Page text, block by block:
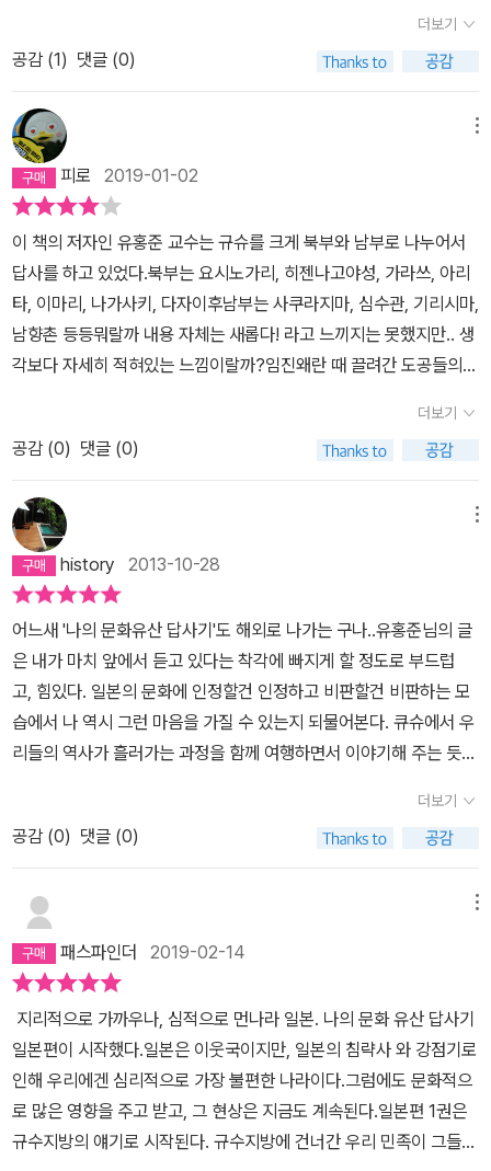
불어 내가 조금만 더 말랐다면(?) 가카라시마 까지 날아갔거나 현해
탄에 퐁당 빠져버렸을지도 모르겠다. 다음번에 이곳에 들른다면 현해
탄을 건너오는 연락선을 타고 오는것도 또 다른 재미일 것같다. 히젠
나고야성의 강한 바람에 등 떠밀리듯 하산한 뒤 단체사진 한 컷 찍고
숙소로 출발~!!
이삼평비, 이즈미야마 자석장, 고려신사, 이삼평 묘소, 덴구다니 가마
터, 백파선비, 규슈도자 문화관)
일정으로 이마리 도자기 마을은 이틀째 아침 일찍 출발했다. 이 마을
은 나베시마 가마가 있던 곳으로 폐번치현이 된 이후에도 아직 30여
개의 가마가 남아 그 명맥을 이어오고 있다. 산을 뒤로 두고 작게 형성
된 마을이 꼭 동화속에 나오는 마을 같다. 마을입구며 다리며 심지어
화장실 까지 도자기로 장식되어 있다. 이른 아침이라 마을이 조용하
로 울리는 종이다. 뒤에는 물따라 흐르는 이름 모를 통나무가 물이 다
차면 내려갔다 올라갔다는 반복하는데 운치 있다. 부지런한 주인장이
운영하는 가게에 들러 어여쁜 도자기들을 보니 눈이 호강한다. 한국
의 도자기와는 또 다른 멋이 있다. 아기자기한 것에서부터 아주 큼지
막한 장식물까지 답사객의 눈을 떼지 못하게 만든다. 여기저기서 자
기를 데려가 달라고 어여쁜 자태를 뽐내고 있지만 그 몸값이 너무 비
싸 눈에만 담아 두고 온 것이 내내 아쉽다. 저 멀리 도공무연탑이 보인
다. 가까이 가서 책에 나온 그대로 사진을 찍고 이곳에서 고향을 그리
워하며 도자기를 만들고 이름 없이 사라져 갔던 그들에게 편안한 안
식이 있기를 조용히 빌어본다.
도자기 마을을 뒤로 하고 아리타
로 가는 길목에 잠시 차를 상생교에 세워두었다.이곳은 아리타의 도
자기가 유럽으로 수출되던 곳이기에 이국적인 분위기가 있다. 초입에
는 네덜란드 상인의 주문으로 아리타에서 도자기로 만들었다는 술독
을 타고 있는 인물상의 복제품이 보인다. 날씨 좋은 날에 그 옛날 우리
놓은 것이나 다름없는데, 우리는 그동안 무얼 했단 말인가?
아리타
(이즈미야마 자석장, 석장신사(고려신사), 이삼평비, 덴구다니 가마
터, 도산신사, 백파선비, 규슈도자 문화관) 아쉬움과 뒤로하고 향한
곳은 일본자기의 고장 아리타이다. 쿠로카미산(흑발산)이라는 산속
에 자리 잡고 있는 작은 마을이며 자기의 시조로 추앙받고 있는 이삼
평이 조선에서 끌려온 뒤 이곳에서 자기를 생산했다. 첫 행선지는 이
즈미야먀의 자석장이다. 차에서 내리니 선인 도공의 비가 보인다. 이
비는 아리타 자기의 발전을 위해 수고한 도공 선조들을 기리며 아리
러나 여기에 끌려온 조선 도공들의 고향을 보면 공주, 남원, 김해, 울
산 등 삼남지방이지, 조선시대 관요(官窯)가 있었던 경기도 광주에
끌려온 이들은 조선시대 지방 가마의 도공들이었다. (중략) 그때나 지
금이나 우리는 도자기에 대해 거의 무관심하다. 고려청자, 조선백자,
조선 분청사기가 뛰어나다는 주장만 했지 생활 속에서 그것을 즐기지
않고 있다. 그러나 조선 도자의 가치를 일본인들은 일찍이 알아챘고
그것을 생활 속에서 마냥 즐기고 있다. 우리는 고유기술을 갖고 있었
지만 그것을 활용할 줄 몰랐고, 일본은 그 고유기술을 통째로 가져가
자신들의 위대한 도자기 문화를 만들어냈던 것이다. 반성할 대상은
우리 자신에 있다. (123) 또한, 도공들의 생활상에 대해서도 색다른
관점을 제시하고 있다. 우리는 막연히 생각하기를 일본에 온 도공들
노예처럼 사역되었고 고향이 그리워도 영원히 돌아오지 못한 불쌍한
인생이라고 깊은 동정을 보내곤 한다. 그러나 그 실상엔 다른 면이 있
었다. 조선에 살 때 이들은 지방가마의 도공으로 천민이었다. 이들은
도자기만 만드는 것이 아니라 농사도 지어야 했고, 각종 역(役)에 나
가 일도 해야 했다. 하지만 일본에 와서 이들은 도자기 기술자, 즉 장
인으로서 대접을 받았다. 그들이 상대한 것은 번주라는 지방 최고통
치자들이었다. (중략) 사쓰마 번주는 조선 도공에게 사농공상에서 사
(士), 일본의 사무라이(侍)와 같은 신분을 제공했다. 국내에서는 도
저히 상상도 못하던 대접이었다. 그래서 이들은 아예 일본 성(姓)으
로 바꾸고 일본인으로 살아갔던 것이다. 그 후손들은 더이상 조선인
이 아니다. 다만 '한국계 일본인'으로 대를 이어 살아가는 것이다. (17
5) 물론 저자는 조선의 산하와 닮은 마을에 정착한 일화나 일본인들
공들을 납치해 가 도자기 기술을 자신의 것으로 만든 것을 규탄한 데
시켰고, 그 배경에는 도공들의 장인정신을 존중했다는 사실을 지적하
고 있다는 점이 신선했다. 저자는 민족주의적 관점에서 일본 문화유
산을 보는 것이 아닐까 하는 우려가 있었는데, 인용한 문단에서 드러
나듯이 일본에 대해서도 균형잡힌 시각으로 칭찬할 만한 점은 칭찬하
겠다는 공정한 관점이 드러나 있는 것이 인상적이었다. 전체적으로
도 바람직한 한일관계를 위해 문화적 교류를 강조하고 있는 책이었
다. 언젠가는 이 책을 들고 규슈를 다시 한 번 가 보고 싶다는 생각이
들었다. 그때는 나고야(名護屋, 사가현)성이나 가라쓰, 이마리 등에
도 가 봐야겠다. 도자기를 살 경제적 여력은 있을지 모르겠지만 말이
부터 읽고 나중에 처음부터 다시 읽었다. 아무래도 가 본 곳에 관심이
먼저 갔다. 내용은 기대를 저버리지 않았다. '여행은 풍광을 보는 것
이 기본이고 목적지 못지않게 중요한 것이 가는 과정인데 차 안에서
잘 수는 없는 노릇이다.' '서로가 서로의 문화에 대한 관심이 있을 때
진정한 교류가 이루어지는 것이다.' 페이지마다 공감이 가는 말들이
가득하다. 최근에 5월에 규슈 지역 여행을 했다. 나가사키에서 다케
오, 아리타를 거쳐 후쿠오카를 가는 길에 열심히 풍광을 구경하고 사
진을 찍었는데 특이한 산이 있어서 사진에 담아두었다. 알고보니 다
케오의 유명한 산인 미후네산이었다. 처음에 몰랐다가 책을 보고 알
아서 무척 즐거운 경험을 했다. '이 덴만궁의 야키모치를 먹다보면,
명소엔 전설이 담긴 맛있는 과자나 음식이 있음으로 해서 더욱 정감
이 생긴다는 것을 알 수 있다. ... 우리나라 관광지도 이것저것 다 차려
놓지 말고 비록 전설이 없더라도 그곳 특산에 맞는 진미의 간식거리
로 사람을 불러모으면 좋겠다는 생각이 일어난다.' 분명 우리는 좋은
한 것이 사실이다. 유홍준 교수의 말대로 '관광객의 주머니를 터는 것
도 문화 능력' 이다. 우리는 이 부분이 아직은 조금 부족하다. 일본에
도 그대로 번역되어 출판될 예정이라고 하니 더욱 기대가 크다. 일본
인들은 이 책을 읽고 어떤 후기를 남길 것인지 사뭇 궁금하다. 일본에
서 이어령 선생의 <축소 지향의 일본인> 이후 가장 화제가 되는 책이
되지 않을까 한다. 규슈를 여행한다면 꼭 이 책을 보고 여행을 가자.
전에는 보이지 않던 새로운 인식의 세계가 펼쳐질 것이다. < 인상깊
은 대목 > P.009 일본의 고대문명이 한반도로부터 강력한 영향을
받았다는 것은 엄연한 사실이다. P.009 다행히도 일본에는 양심적인
역할에 대해 구체적으로 언급하는 저서도 많다. 그렇게 사실을 사실
로 말할 줄 아는 학자가 있다는 것이 일본문화의 힘이기도 하다. P.0
27 요시노가리 유적지에 가면 우리 청동기시대가 다시 보일 것이고,
다자이후의 수성에 가면 백제 부흥의 몸부림이 얼마나 치열했던가를
새삼 알게 될 것이며, 가라쓰 아리타 가고시마로 가면 조선 도자기가
얼마나 위대했던가를 확인할 수 있을 것이다. P.027 거기에다 일본
여행은 여느 외국 여행과 달리 매사를 우리와 비교하게 만든다. 차창
밖을 보다가도, 길을 가다가도, 우적지 가겟방에 들어가서도, 차려놓
은 음식상을 보아도, 건물을 보아도, 불상을 보아도, 유적지 정비해놓
은 것을 보아도 '우리 같으면'하는 소리가 절로 나온다. P.064 방향
감각을 갖고 가는 것과 그러지 않는 것, 지금 지나가는 도시와 마을 이
름을 손가락으로 짚으면서 사는 것과 그러지 않는 것은 여행의 밀도
더보기
공감 (1) 댓글 (0)
피로 2019-01-02
이 책의 저자인 유홍준 교수는 규슈를 크게 북부와 남부로 나누어서
답사를 하고 있었다.북부는 요시노가리, 히젠나고야성, 가라쓰, 아리
타, 이마리, 나가사키, 다자이후남부는 사쿠라지마, 심수관, 기리시마,
남향촌 등등뭐랄까 내용 자체는 새롭다! 라고 느끼지는 못했지만.. 생
각보다 자세히 적혀있는 느낌이랄까?임진왜란 때 끌려간 도공들의
평, 심수관, 백파선, 박평의 말고도 다른 도공의 이름이 실려있었다.이
미 일본 땅에 20년 가까이 정착한 상태에서 귀국한다는 것은 정부의
생각처럼 쉬운 일이 아니었다. 포로였다가 귀국한 다음 자신들이 받
게될 처우에 대해서 확신이 없기도 했던 모양이다.-178p임진왜란의
다른 이름은 도자기 전쟁, 당시 일본 장수들은 수 많은 도공들을 사로
잡아갔다. 포로로 잡혀갔던 도공들은 임란이 끝난 직후 까지만해도
머나먼 타향에서 힘든 시간을 보냈다. 하지만 전쟁이 끝난 후 일본 정
치도 안정화가 될 무렵, 포로로 잡혀간 도공들이 빛을 보기 시작했다.
많은 도공들이 터를 잡았던 사쓰마번에서는 도공들을 사무라이 계급
과 동일 대우를 해주며 지원해주었다.조선에서의 그들은 도자기를 구
우면서도 온갖 부역을 했어야 하는 천대 받는 아무개였는데 일본에서
는 그들을 장인으로써 대우를 해주기 시작한것이다. 그런 상황에서
조선 정부가 고향으로 돌아와라! 한들 누가 가겠는가 ? 돌아가는 그
순간 그들은 다시 모진 일을 감내해야하는 아무개가 되는 것인데. 그
없었지만, 임진왜란과 관련된 이야기는 읽으면 읽을수록 조선이라는
나라의 무능력함에, 한 치앞을 바라보지 못하는 조선에 치를 떨게 되
었다. ※본 리뷰는 본인의 개인 블로그에도 등록되었습니다.
더보기
공감 (0) 댓글 (0)
history 2013-10-28
어느새 '나의 문화유산 답사기'도 해외로 나가는 구나..유홍준님의 글
은 내가 마치 앞에서 듣고 있다는 착각에 빠지게 할 정도로 부드럽
고, 힘있다. 일본의 문화에 인정할건 인정하고 비판할건 비판하는 모
습에서 나 역시 그런 마음을 가질 수 있는지 되물어본다. 큐슈에서 우
리들의 역사가 흘러가는 과정을 함께 여행하면서 이야기해 주는 듯하
기회가 되면 언제나 가고자 하였지만, 여행사 상품으론 무언가 부족
함이 가득하다.일반인도 함께 할 수 있는 쇼핑끼 싸악 뺀 해외답사
를 구상하는 대학이나 여행사가 있었으면 좋겠다. 내가 함 해볼 까도
생각되지만, 아직 실력이 미약하고 미려하여~~~^^하루만에,,,,단숨
더보기
공감 (0) 댓글 (0)
패스파인더 2019-02-14
지리적으로 가까우나, 심적으로 먼나라 일본. 나의 문화 유산 답사기
일본편이 시작했다.일본은 이웃국이지만, 일본의 침략사 와 강점기로
인해 우리에겐 심리적으로 가장 불편한 나라이다.그럼에도 문화적으
로 많은 영향을 주고 받고, 그 현상은 지금도 계속된다.일본편 1권은
규수지방의 얘기로 시작된다. 규수지방에 건너간 우리 민족이 그들의